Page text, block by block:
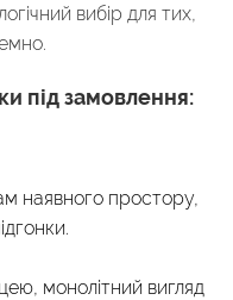
вибір для тих,
під замовлення:
наявного простору,
монолітний вигляд